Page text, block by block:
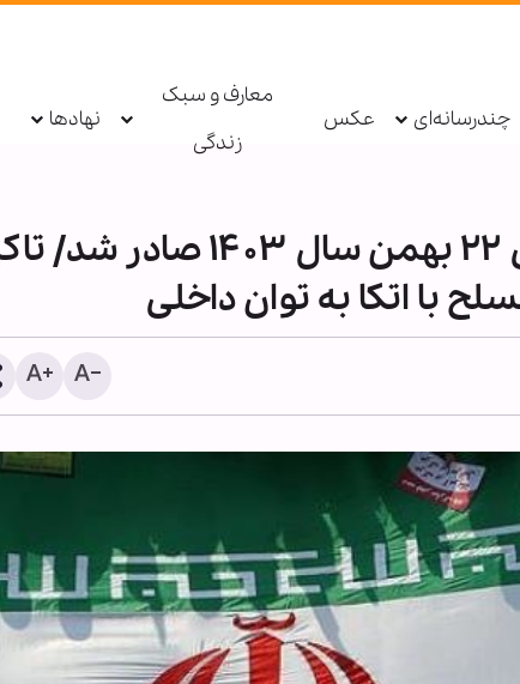
چندرسانه‌ای عکس
معارف و سبک
زندگی
نهادها
قطعنامه راهپیمایی سراسری ۲۲ بهمن سال ۱۴۰۳
با اتکا به توان داخلی
پادکست ابنا - روایت یک